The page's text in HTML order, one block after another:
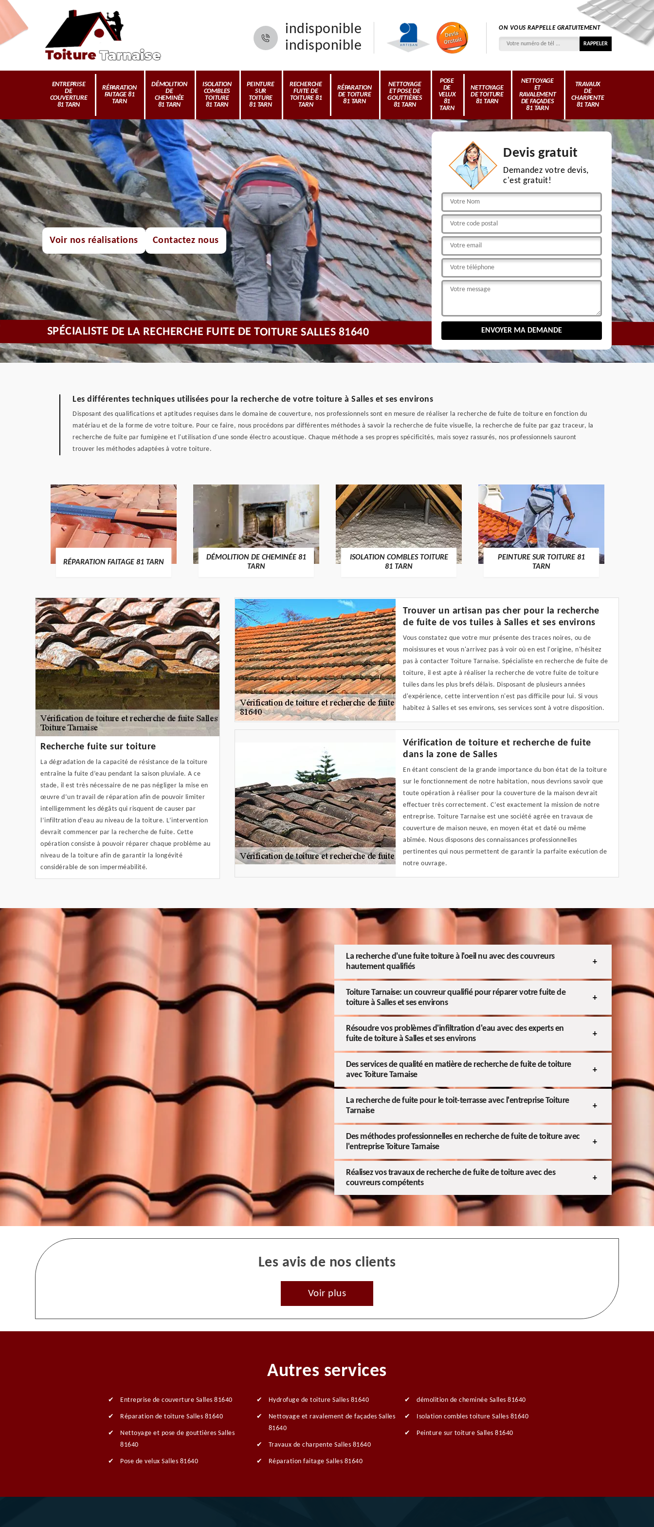
indisponible
indisponible
ON VOUS RAPPELLE GRATUITEMENT
ENTREPRISE
DE
COUVERTURE
81 TARN
RÉPARATION
FAITAGE 81
TARN
DÉMOLITION
DE
CHEMINÉE
81 TARN
ISOLATION
COMBLES
TOITURE
81 TARN
PEINTURE
SUR
TOITURE
81 TARN
RECHERCHE
FUITE DE
TOITURE 81
TARN
RÉPARATION
DE TOITURE
81 TARN
NETTOYAGE
ET POSE DE
GOUTTIÈRES
81 TARN
POSE
DE
VELUX
81
TARN
NETTOYAGE
DE TOITURE
81 TARN
NETTOYAGE
ET
RAVALEMENT
DE FAÇADES
81 TARN
TRAVAUX
DE
CHARPENTE
81 TARN
Voir nos réalisations Contactez nous
Devis gratuit
Demandez votre devis,
c'est gratuit!
SPÉCIALISTE DE LA RECHERCHE FUITE DE TOITURE SALLES 81640
Les différentes techniques utilisées pour la recherche de votre toiture à Salles et ses environs
Disposant des qualifications et aptitudes requises dans le domaine de couverture, nos professionnels sont en mesure de réaliser la recherche de fuite de toiture en fonction du
matériau et de la forme de votre toiture. Pour ce faire, nous procédons par différentes méthodes à savoir la recherche de fuite visuelle, la recherche de fuite par gaz traceur, la
recherche de fuite par fumigène et l'utilisation d'une sonde électro acoustique. Chaque méthode a ses propres spécificités, mais soyez rassurés, nos professionnels sauront
trouver les méthodes adaptées à votre toiture.
DÉMOLITION DE CHEMINÉE 81
TARN
ISOLATION COMBLES TOITURE
81 TARN
PEINTURE SUR TOITURE 81
TARN
RECHERCHE FUITE DE TOITURE
81 TARN
Recherche fuite sur toiture
La dégradation de la capacité de résistance de la toiture
entraîne la fuite d’eau pendant la saison pluviale. A ce
stade, il est très nécessaire de ne pas négliger la mise en
œuvre d’un travail de réparation afin de pouvoir limiter
intelligemment les dégâts qui risquent de causer par
l’infiltration d’eau au niveau de la toiture. L’intervention
devrait commencer par la recherche de fuite. Cette
opération consiste à pouvoir réparer chaque problème au
niveau de la toiture afin de garantir la longévité
considérable de son imperméabilité.
Trouver un artisan pas cher pour la recherche
de fuite de vos tuiles à Salles et ses environs
Vous constatez que votre mur présente des traces noires, ou de
moisissures et vous n'arrivez pas à voir où en est l'origine, n'hésitez
pas à contacter Toiture Tarnaise. Spécialiste en recherche de fuite de
toiture, il est apte à réaliser la recherche de votre fuite de toiture
tuiles dans les plus brefs délais. Disposant de plusieurs années
d'expérience, cette intervention n'est pas difficile pour lui. Si vous
habitez à Salles et ses environs, ses services sont à votre disposition.
Vérification de toiture et recherche de fuite
dans la zone de Salles
En étant conscient de la grande importance du bon état de la toiture
sur le fonctionnement de notre habitation, nous devrions savoir que
toute opération à réaliser pour la couverture de la maison devrait
effectuer très correctement. C’est exactement la mission de notre
entreprise. Toiture Tarnaise est une société agrée en travaux de
couverture de maison neuve, en moyen état et daté ou même
abîmée. Nous disposons des connaissances professionnelles
pertinentes qui nous permettent de garantir la parfaite exécution de
notre ouvrage.
La recherche d'une fuite toiture à l'oeil nu avec des couvreurs
hautement qualifiés
Toiture Tarnaise: un couvreur qualifié pour réparer votre fuite de
toiture à Salles et ses environs
Résoudre vos problèmes d'infiltration d'eau avec des experts en
fuite de toiture à Salles et ses environs
Des services de qualité en matière de recherche de fuite de toiture
avec Toiture Tarnaise
La recherche de fuite pour le toit-terrasse avec l'entreprise Toiture
Tarnaise
Des méthodes professionnelles en recherche de fuite de toiture avec
l'entreprise Toiture Tarnaise
Réalisez vos travaux de recherche de fuite de toiture avec des
couvreurs compétents
Les avis de nos clients
Voir plus
Autres services
Entreprise de couverture Salles 81640
Réparation de toiture Salles 81640
Nettoyage et pose de gouttières Salles
81640
Pose de velux Salles 81640
Hydrofuge de toiture Salles 81640
Nettoyage et ravalement de façades Salles
81640
Travaux de charpente Salles 81640
Réparation faitage Salles 81640
démolition de cheminée Salles 81640
Isolation combles toiture Salles 81640
Peinture sur toiture Salles 81640